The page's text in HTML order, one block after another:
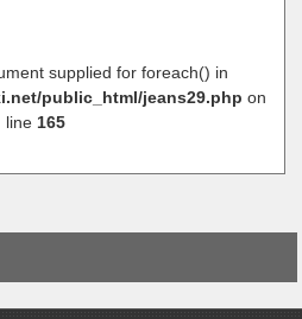
supplied for foreach() in
public_html/jeans29.php on
line 165